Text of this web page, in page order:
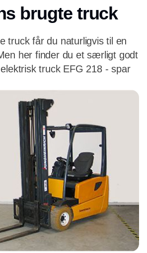
brugte truck
truck får du naturligvis til en
her finder du et særligt godt
truck EFG 218 - spar